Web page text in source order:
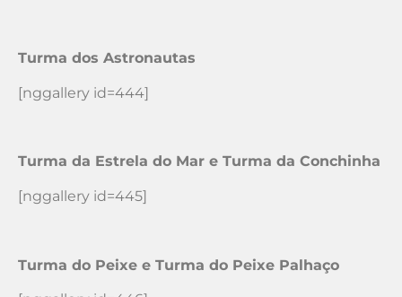
Turma dos Astronautas
[nggallery id=444]
Turma da Estrela do Mar e Turma da Conchinha
[nggallery id=445]
Turma do Peixe e Turma do Peixe Palhaço